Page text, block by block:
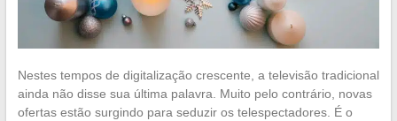
Nestes tempos de digitalização crescente, a televisão tradicional
ainda não disse sua última palavra. Muito pelo contrário, novas
ofertas estão surgindo para seduzir os telespectadores. É o